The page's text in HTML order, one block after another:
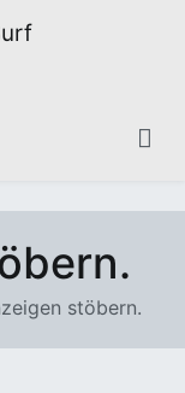
stöbern.